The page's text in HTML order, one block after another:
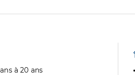
à 20 ans